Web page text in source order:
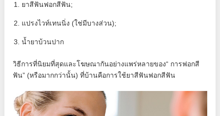
ยาสีฟันฟอกสีฟัน;
แปรงไวท์เทนนิ่ง (ใช่มีบางส่วน);
น้ำยาบ้วนปาก
วิธีการที่นิยมที่สุดและโฆษณากันอย่างแพร่หลายของ“ การฟอกสี
ฟัน” (หรือมากกว่านั้น) ที่บ้านคือการใช้ยาสีฟันฟอกสีฟัน